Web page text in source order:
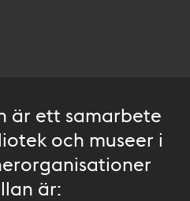
är ett samarbete
och museer i
är: